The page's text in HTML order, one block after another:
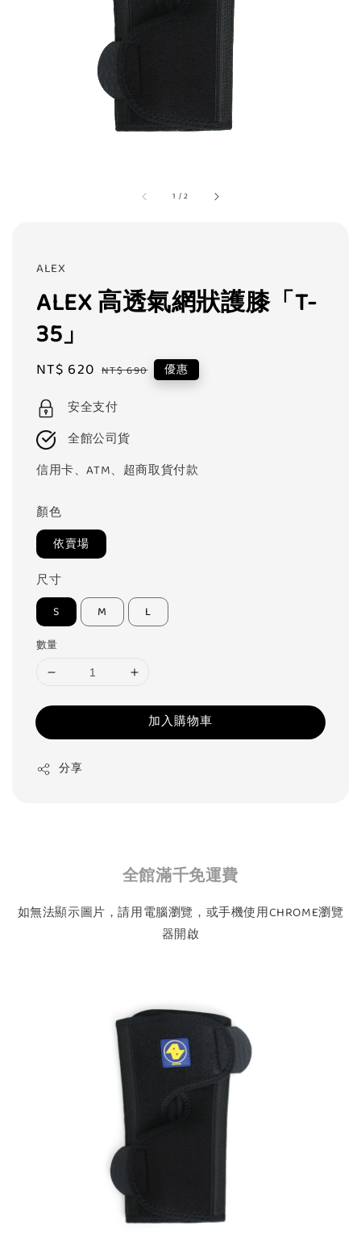
1 /2
ALEX
ALEX 高透氣網狀護膝「T-
35」
Sale
NT$ 620 Regular
NT$ 690 優惠
安全支付
全館公司貨
信用卡、ATM、超商取貨付款
顏色
依賣場
尺寸
S M L
數量
加入購物車
分享
全館滿千免運費
如無法顯示圖片，請用電腦瀏覽，或手機使用CHROME瀏覽
器開啟